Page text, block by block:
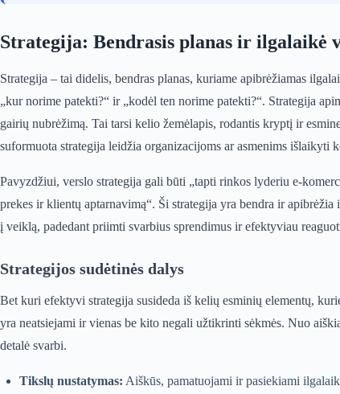
Strategija: Bendrasis planas ir ilgalaikė
Strategija – tai didelis, bendras planas, kuriame apibrėžiamas
„kur norime patekti?“ ir „kodėl ten norime patekti?“. Strategija
gairių nubrėžimą. Tai tarsi kelio žemėlapis, rodantis kryptį ir
suformuota strategija leidžia organizacijoms ar asmenims išlaikyti
Pavyzdžiui, verslo strategija gali būti „tapti rinkos lyderiu e-
prekes ir klientų aptarnavimą“. Ši strategija yra bendra ir
į veiklą, padedant priimti svarbius sprendimus ir efektyviau
Strategijos sudėtinės dalys
Bet kuri efektyvi strategija susideda iš kelių esminių elementų,
yra neatsiejami ir vienas be kito negali užtikrinti sėkmės. Nuo
detalė svarbi.
Tikslų nustatymas: Aiškūs, pamatuojami ir pasiekiami